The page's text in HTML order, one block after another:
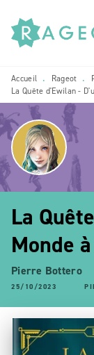
MENU
PIED DE PAGE
Accueil • Rageot •
La Quête d'Ewilan -
La
Monde
Pierre Bottero
25/10/2023